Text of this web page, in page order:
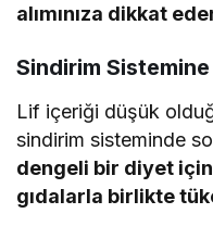
alımınıza dikkat
Sindirim
Lif içeriği düşük
sindirim sisteminde
dengeli bir diyet için
gıdalarla birlikte